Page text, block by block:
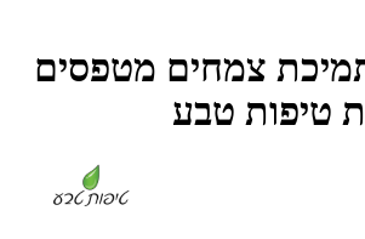
צמחים מטפסים